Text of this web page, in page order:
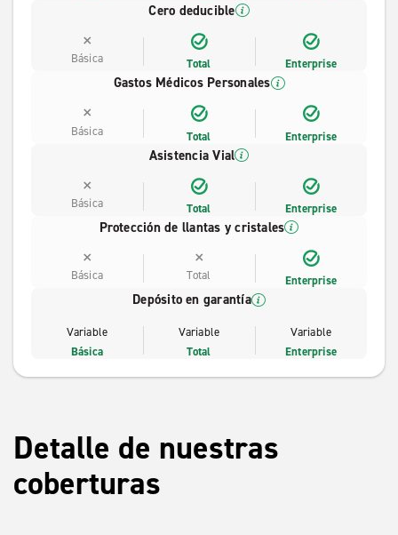
Cero deducible
Básica Total Enterprise
Gastos Médicos Personales
Básica Total Enterprise
Asistencia Vial
Básica Total Enterprise
Protección de llantas y cristales
Básica Total Enterprise
Depósito en garantía
Variable
Básica
Variable
Total
Variable
Enterprise
Detalle de nuestras
coberturas